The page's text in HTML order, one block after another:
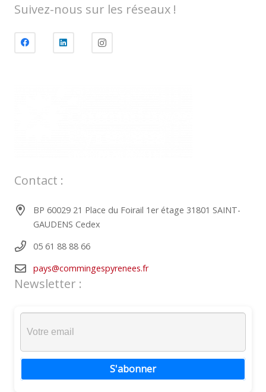
Suivez-nous sur les réseaux !
Contact :
BP 60029 21 Place du Foirail 1er étage 31801 SAINT-
GAUDENS Cedex
05 61 88 88 66
pays@commingespyrenees.fr
Newsletter :
S'abonner